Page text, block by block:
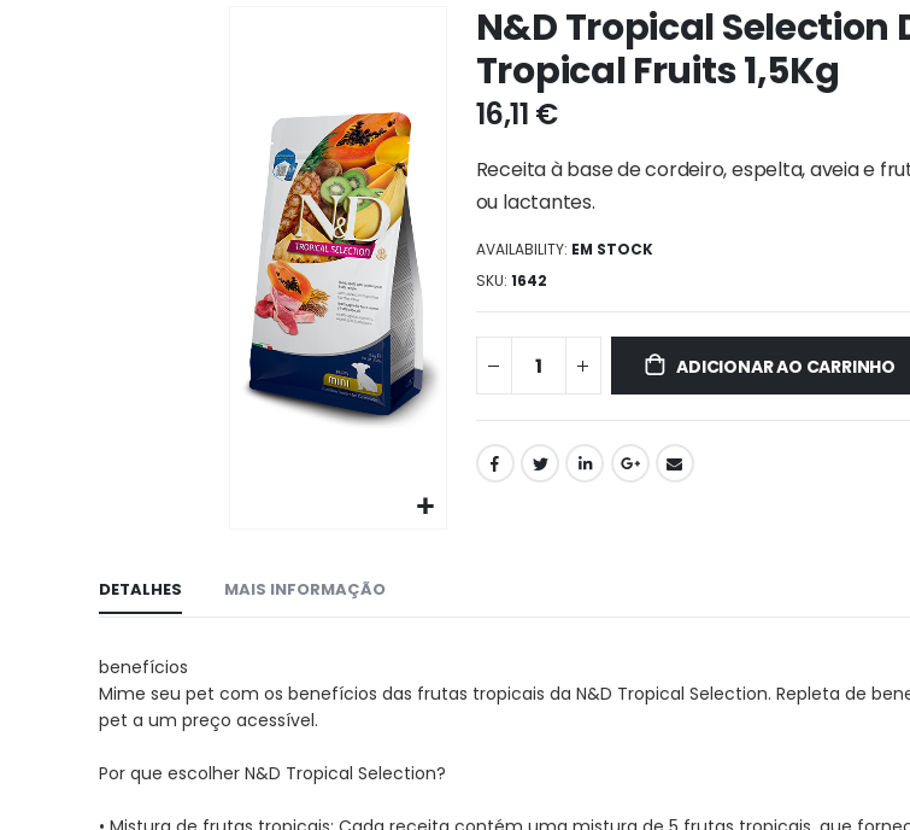
o
início
galeria
de
imagens
N&D Tropical
Tropical Fruits 1,5Kg
16,11 €
Receita à base de cordeiro, espelta, aveia e
ou lactantes.
AVAILABILITY: EM STOCK
SKU 1642
ADICIONAR AO CARRINHO
DETALHES
benefícios
Mime seu pet com os benefícios das frutas tropicais da N&D Tropical Selection. Repleta de
pet a um preço acessível.
Por que escolher N&D Tropical Selection?
MAIS INFORMAÇÃO